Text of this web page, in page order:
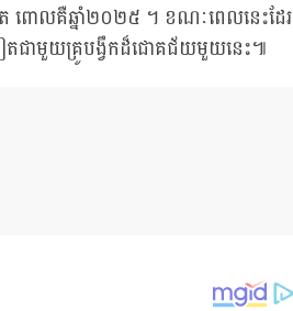
ោលគឺឆ្នាំ២០២៥ ។ ខណៈពេលនេះដែរ
ៀតជាមួយគ្រូបង្វឹកដ៏ជោគជ័យមួយនេះ៕